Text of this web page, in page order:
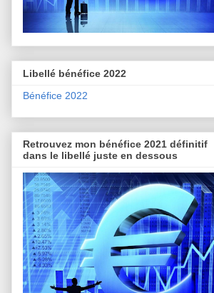
Libellé bénéfice 2022
Bénéfice 2022
Retrouvez mon bénéfice 2021 définitif
dans le libellé juste en dessous